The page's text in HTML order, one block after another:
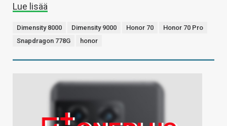
Lue lisää
Dimensity 8000 Dimensity 9000 Honor 70
Honor 70 Pro
Snapdragon 778G
honor